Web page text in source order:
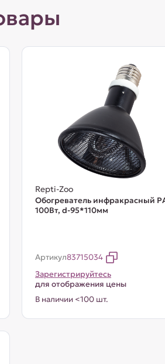
Repti-Zoo
Обогреватель инфракрасный
100Вт, d-95*110мм
Артикул83715034
Зарегистрируйтесь
для отображения цены
В наличии <100 шт.